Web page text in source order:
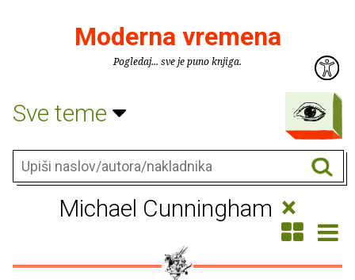
Moderna vremena
Pogledaj... sve je puno knjiga.
Sve teme
Michael Cunningham ×